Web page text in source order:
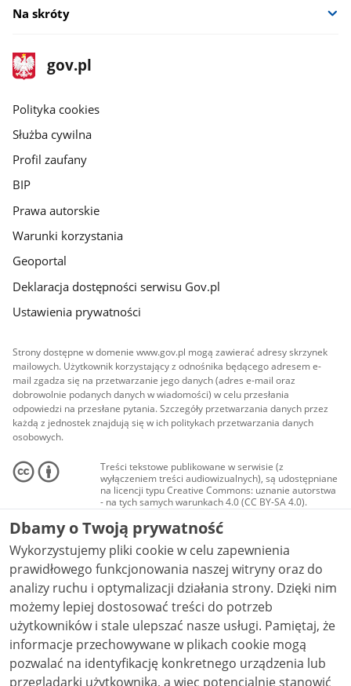
Na skróty
stopka
gov.pl
Strona
gov.pl
gov.pl
Polityka cookies
Służba cywilna
Profil zaufany
BIP
Prawa autorskie
Warunki korzystania
Geoportal
Deklaracja dostępności serwisu Gov.pl
Ustawienia prywatności
Strony dostępne w domenie www.gov.pl mogą zawierać adresy skrzynek
mailowych. Użytkownik korzystający z odnośnika będącego adresem e-
mail zgadza się na przetwarzanie jego danych (adres e-mail oraz
dobrowolnie podanych danych w wiadomości) w celu przesłania
odpowiedzi na przesłane pytania. Szczegóły przetwarzania danych przez
każdą z jednostek znajdują się w ich politykach przetwarzania danych
osobowych.
Treści tekstowe publikowane w serwisie (z
wyłączeniem treści audiowizualnych), są udostępniane
na licencji typu Creative Commons: uznanie autorstwa
- na tych samych warunkach 4.0 (CC BY-SA 4.0).
Materiały audiowizualne, w tym zdjęcia, materiały
audio i wideo, są udostępniane na licencji typu
Creative Commons: uznanie autorstwa użycie
niekomercyjne - bez utworów zależnych 4.0 (CC BY-
NC-ND 4.0), o ile nie jest to stwierdzone inaczej.
Dbamy o Twoją prywatność
Wykorzystujemy pliki cookie w celu zapewnienia
prawidłowego funkcjonowania naszej witryny oraz do
analizy ruchu i optymalizacji działania strony. Dzięki nim
możemy lepiej dostosować treści do potrzeb
użytkowników i stale ulepszać nasze usługi. Pamiętaj, że
informacje przechowywane w plikach cookie mogą
pozwalać na identyfikację konkretnego urządzenia lub
przeglądarki użytkownika, a więc potencjalnie stanowić